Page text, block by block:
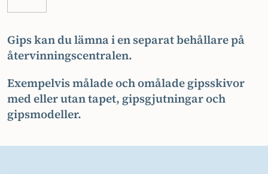
Gips kan du lämna i en separat behållare på
återvinningscentralen.
Exempelvis målade och omålade gipsskivor
med eller utan tapet, gipsgjutningar och
gipsmodeller.